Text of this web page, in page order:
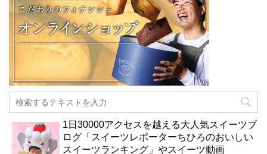
1日30000アクセスを越える大人気スイーツブ
ログ「スイーツレポーターちひろのおいしい
スイーツランキング」やスイーツ動画